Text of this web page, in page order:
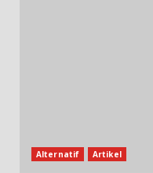
Alternatif Artikel